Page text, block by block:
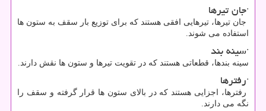
·جان تیرها
جان تیرها، تیرهایی افقی هستند که برای توزیع بار سقف به ستون‌ ها
استفاده می ‌شوند.
·سینه ‌بند
سینه بندها، قطعاتی هستند که در تقویت تیرها و ستون‌ ها نقش دارند.
·رفترها
رفترها، اجزایی هستند که در بالای ستون‌ ها قرار گرفته و سقف را
نگه می ‌دارند.